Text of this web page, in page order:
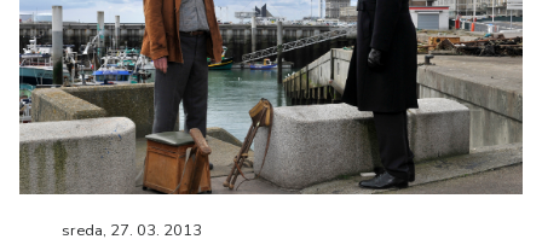
sreda, 27. 03. 2013